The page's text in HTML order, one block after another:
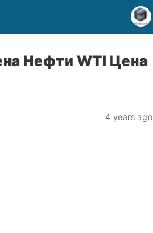
Нефти WTI Цена
4 years ago